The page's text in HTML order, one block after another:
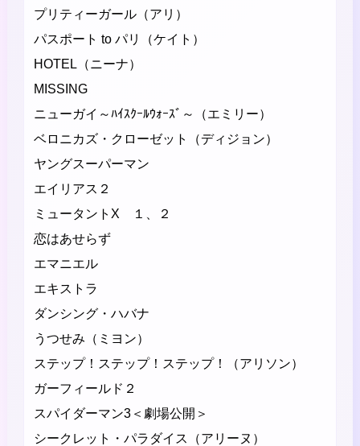
プリティーガール（アリ）
パスポート to パリ（ケイト）
HOTEL（ニーナ）
MISSING
ニューガイ～ﾊｲｽｸｰﾙｳｫｰｽﾞ～（エミリー）
ベロニカズ・クローゼット（ディジョン）
ヤングスーパーマン
エイリアス２
ミュータントX １、２
恋はあせらず
エマニエル
エキストラ
ダンシング・ハバナ
うつせみ（ミヨン）
ステップ！ステップ！ステップ！（アリソン）
ガーフィールド２
スパイダーマン3＜劇場公開＞
シークレット・パラダイス（アリーヌ）